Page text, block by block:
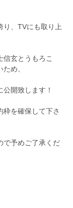
り、TVにも取り上
玄とうもろこ
め、
開致します！
枠を確保して下さ
で予めご了承くだ